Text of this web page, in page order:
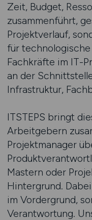
Zeit, Budget,
zusammenführt,
Projektverlauf,
für
Fachkräfte im IT-
an der
Infrastruktur,
ITSTEPS bringt
Arbeitgebern
Projektmanager
Mastern oder
Hintergrund.
im Vordergrund,
Verantwortung.